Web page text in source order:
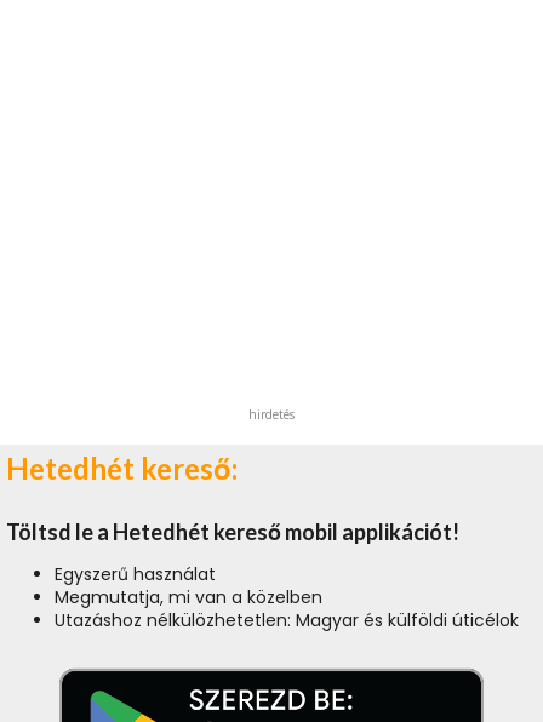
hirdetés
Hetedhét kereső:
Töltsd le a Hetedhét kereső mobil applikációt!
Egyszerű használat
Megmutatja, mi van a közelben
Utazáshoz nélkülözhetetlen: Magyar és külföldi úticélok